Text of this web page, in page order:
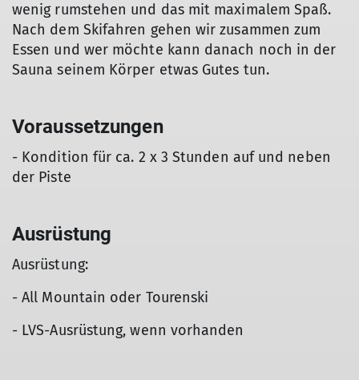
wenig rumstehen und das mit maximalem Spaß.
Nach dem Skifahren gehen wir zusammen zum
Essen und wer möchte kann danach noch in der
Sauna seinem Körper etwas Gutes tun.
Voraussetzungen
- Kondition für ca. 2 x 3 Stunden auf und neben
der Piste
Ausrüstung
Ausrüstung:
- All Mountain oder Tourenski
- LVS-Ausrüstung, wenn vorhanden